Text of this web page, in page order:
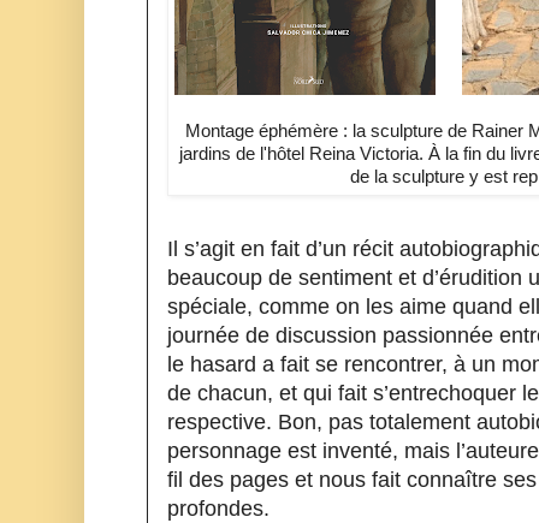
Montage éphémère : la sculpture de Rainer
jardins de l'hôtel Reina Victoria. À la fin du
de la sculpture y est
Il s’agit en fait d’un récit
beaucoup de sentiment et d’érudition
spéciale, comme on les aime quand
journée de discussion passionnée
le hasard a fait se rencontrer, à un
de chacun, et qui fait s’entrechoquer
respective. Bon, pas totalement
personnage est inventé, mais
fil des pages et nous fait connaître
profondes.